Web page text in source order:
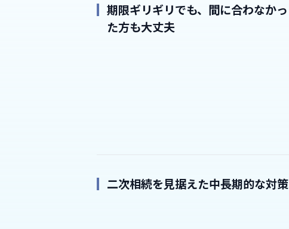
期限ギリギリでも、間に合わなかっ
た方も大丈夫
二次相続を見据えた中長期的な対策